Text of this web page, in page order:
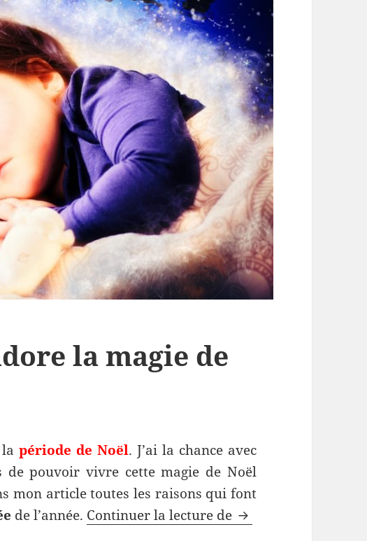
la magie de
période de Noël. J’ai la chance avec
de pouvoir vivre cette magie de Noël
mon article toutes les raisons qui font
de l’année. Continuer la lecture de Un papa qui adore